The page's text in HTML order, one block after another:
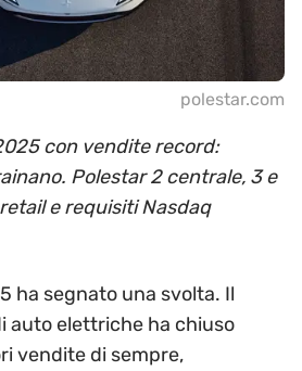
polestar.com
con vendite record:
Polestar 2 centrale, 3 e
e requisiti Nasdaq
ha segnato una svolta. Il
auto elettriche ha chiuso
vendite di sempre,